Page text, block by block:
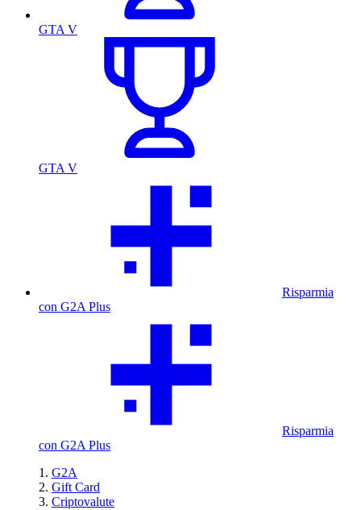
GTA V
GTA V
Risparmia
con G2A Plus
Risparmia
con G2A Plus
G2A
Gift Card
Criptovalute